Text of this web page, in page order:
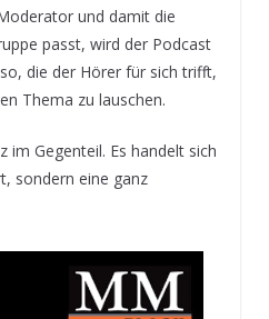
und damit die
passt, wird der Podcast
die der Hörer für sich trifft,
Thema zu lauschen.
im Gegenteil. Es handelt sich
sondern eine ganz